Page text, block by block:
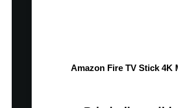
Amazon Fire TV Stick 4K